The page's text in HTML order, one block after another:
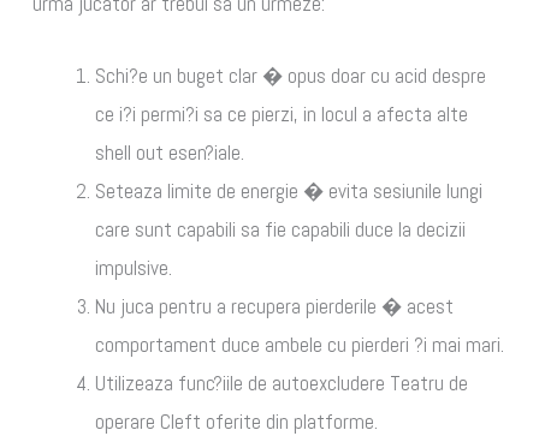
Schi?e un buget clar � opus doar cu acid despre
ce i?i permi?i sa ce pierzi, in locul a afecta alte
shell out esen?iale.
Seteaza limite de energie � evita sesiunile lungi
care sunt capabili sa fie capabili duce la decizii
impulsive.
Nu juca pentru a recupera pierderile � acest
comportament duce ambele cu pierderi ?i mai mari.
Utilizeaza func?iile de autoexcludere Teatru de
operare Cleft oferite din platforme.